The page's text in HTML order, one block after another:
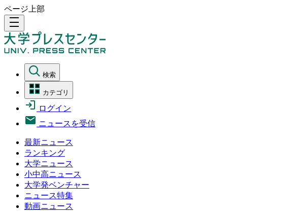
ページ上部
density_medium
検索
カテゴリ
ログイン
ニュースを受信
最新ニュース
ランキング
大学ニュース
小中高ニュース
大学発ベンチャー
ニュース特集
動画ニュース